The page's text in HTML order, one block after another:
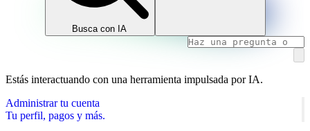
Busca con IA
Estás interactuando con una herramienta impulsada por IA.
Administrar tu cuenta
Tu perfil, pagos y más.